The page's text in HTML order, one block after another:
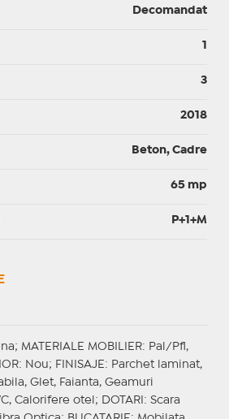
Decomandat
1
3
2018
Beton, Cadre
65 mp
P+1+M
MATERIALE MOBILIER: Pal/Pfl,
: Nou; FINISAJE : Parchet laminat,
Glet, Faianta, Geamuri
Calorifere otel;
DOTARI : Scara